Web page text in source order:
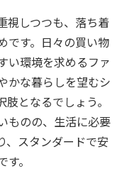
視しつつも、落ち着
です。日々の買い物
い環境を求めるファ
かな暮らしを望むシ
となるでしょう。
ものの、生活に必要
、スタンダードで安
。